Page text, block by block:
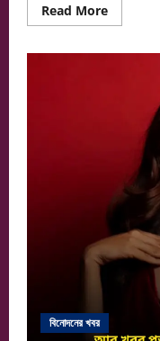
Read MoreRead
more
বিনোদনের খবর